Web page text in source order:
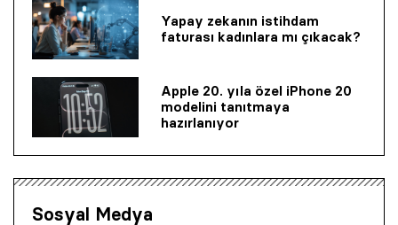
Yapay zekanın istihdam
faturası kadınlara mı çıkacak?
Apple 20. yıla özel iPhone 20
modelini tanıtmaya
hazırlanıyor
Sosyal Medya